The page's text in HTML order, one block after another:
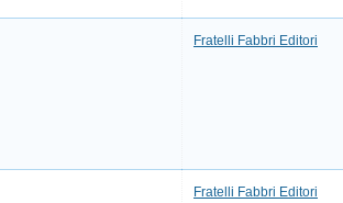
Fratelli Fabbri Editori
Fratelli Fabbri Editori